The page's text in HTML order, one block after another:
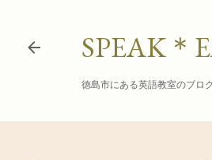
SPEAK＊
徳島市にある英語教室のブロ